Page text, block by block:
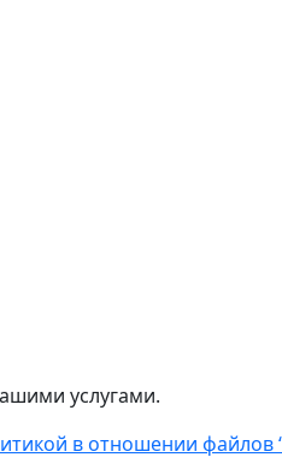
услугами.
в отношении файлов